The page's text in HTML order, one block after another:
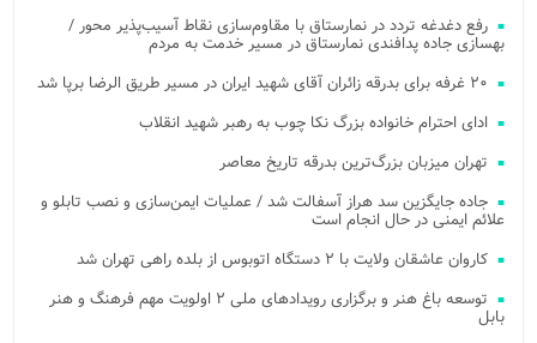
رفع دغدغه تردد در نمارستاق با مقاوم‌سازی نقاط آسیب‌پذیر محور /
بهسازی جاده پدافندی نمارستاق در مسیر خدمت به مردم
۲۰ غرفه برای بدرقه زائران آقای شهید ایران در مسیر طریق الرضا برپا شد
ادای احترام خانواده بزرگ نکا چوب به رهبر شهید انقلاب
تهران میزبان بزرگ‌ترین بدرقه تاریخ معاصر
جاده جایگزین سد هراز آسفالت شد / عملیات ایمن‌سازی و نصب تابلو و
علائم ایمنی در حال انجام است
کاروان عاشقان ولایت با ۲ دستگاه اتوبوس از بلده راهی تهران شد
توسعه باغ هنر و برگزاری رویدادهای ملی ۲ اولویت مهم فرهنگ و هنر
بابل